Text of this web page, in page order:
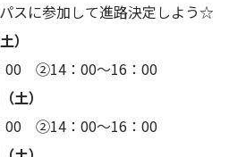
スに参加して進路決定しよう☆
）
00 ②14：00～16：00
土）
00 ②14：00～16：00